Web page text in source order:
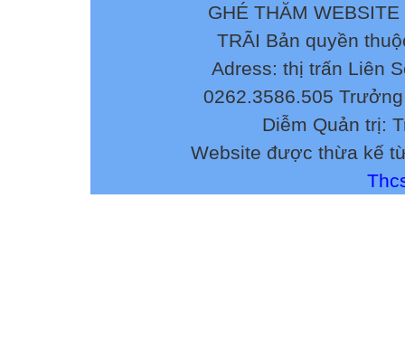
II. BÀI TẬP
Lập Bảng điểm
lại các thao tác:
Xem trước khi in
Điều chỉnh ngắt
Đặt lề: trái: 2,
Thay đổi hướng
In bảng điểm
GHÉ THĂM
TRÃI Bản quyền
Adress: thị trấn Liên
0262.3586.505
Diễm Quản trị:
Website được thừa kế